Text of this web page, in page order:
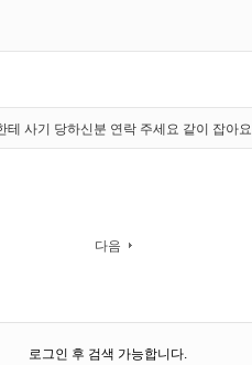
사기 당하신분 연락 주세요 같이 잡아요
다음
로그인 후 검색 가능합니다.